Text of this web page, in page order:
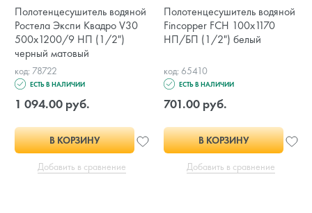
Полотенцесушитель водяной
Ростела Экспи Квадро V30
500х1200/9 НП (1/2")
черный матовый
код: 78722
ЕСТЬ В НАЛИЧИИ
1 094.00 руб.
В КОРЗИНУ
Добавить в сравнение
Полотенцесушитель водяной
Fincopper FCH 100х1170
НП/БП (1/2") белый
код: 65410
ЕСТЬ В НАЛИЧИИ
701.00 руб.
В КОРЗИНУ
Добавить в сравнение